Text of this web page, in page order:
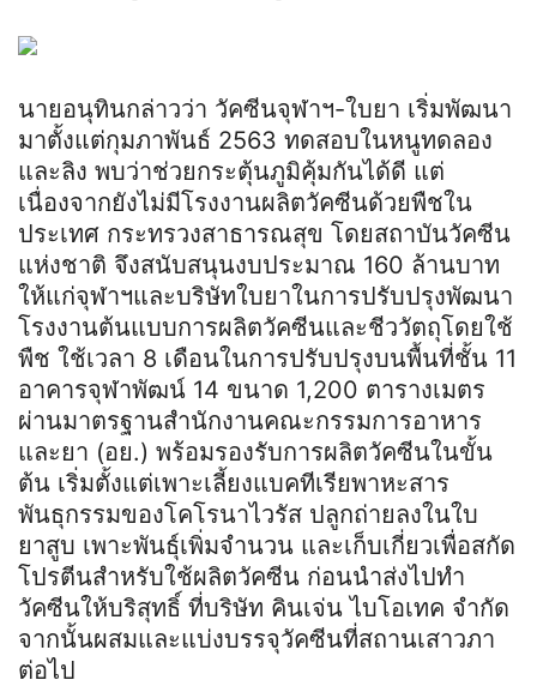
นายอนุทินกล่าวว่า วัคซีนจุฬาฯ-ใบยา เริ่มพัฒนา
มาตั้งแต่กุมภาพันธ์ 2563 ทดสอบในหนูทดลอง
และลิง พบว่าช่วยกระตุ้นภูมิคุ้มกันได้ดี แต่
เนื่องจากยังไม่มีโรงงานผลิตวัคซีนด้วยพืชใน
ประเทศ กระทรวงสาธารณสุข โดยสถาบันวัคซีน
แห่งชาติ จึงสนับสนุนงบประมาณ 160 ล้านบาท
ให้แก่จุฬาฯและบริษัทใบยาในการปรับปรุงพัฒนา
โรงงานต้นแบบการผลิตวัคซีนและชีววัตถุโดยใช้
พืช ใช้เวลา 8 เดือนในการปรับปรุงบนพื้นที่ชั้น 11
อาคารจุฬาพัฒน์ 14 ขนาด 1,200 ตารางเมตร
ผ่านมาตรฐานสำนักงานคณะกรรมการอาหาร
และยา (อย.) พร้อมรองรับการผลิตวัคซีนในขั้น
ต้น เริ่มตั้งแต่เพาะเลี้ยงแบคทีเรียพาหะสาร
พันธุกรรมของโคโรนาไวรัส ปลูกถ่ายลงในใบ
ยาสูบ เพาะพันธุ์เพิ่มจำนวน และเก็บเกี่ยวเพื่อสกัด
โปรตีนสำหรับใช้ผลิตวัคซีน ก่อนนำส่งไปทำ
วัคซีนให้บริสุทธิ์ ที่บริษัท คินเจ่น ไบโอเทค จำกัด
จากนั้นผสมและแบ่งบรรจุวัคซีนที่สถานเสาวภา
ต่อไป